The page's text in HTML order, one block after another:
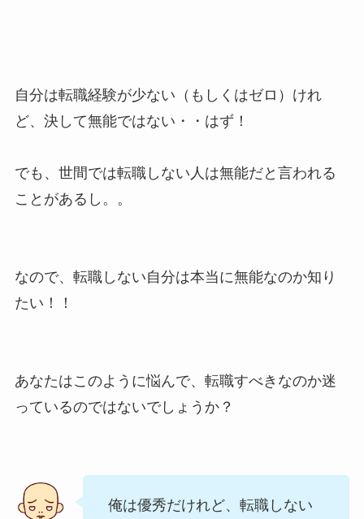
自分は転職経験が少ない（もしくはゼロ）けれ
ど、決して無能ではない・・はず！
でも、世間では転職しない人は無能だと言われる
ことがあるし。。
なので、転職しない自分は本当に無能なのか知り
たい！！
あなたはこのように悩んで、転職すべきなのか迷
っているのではないでしょうか？
俺は優秀だけれど、転職しない